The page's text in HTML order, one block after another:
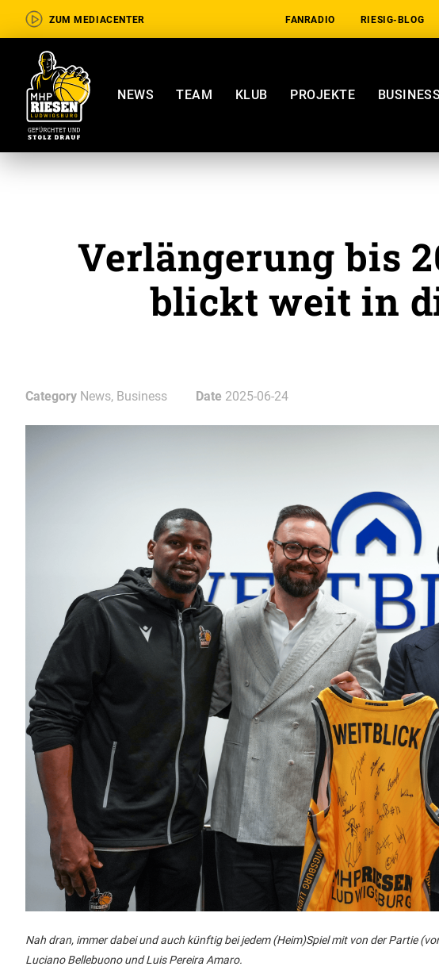
ZUM MEDIACENTER FANRADIO RIESIG-BLOG
NEWS TEAM KLUB PROJEKTE BUSINESS
Verlängerung bis
blickt weit in
Category News, Business Date 2025-06-24
Nah dran, immer dabei und auch künftig bei jedem (Heim)Spiel mit von der Partie
Luciano Bellebuono und Luis Pereira Amaro.